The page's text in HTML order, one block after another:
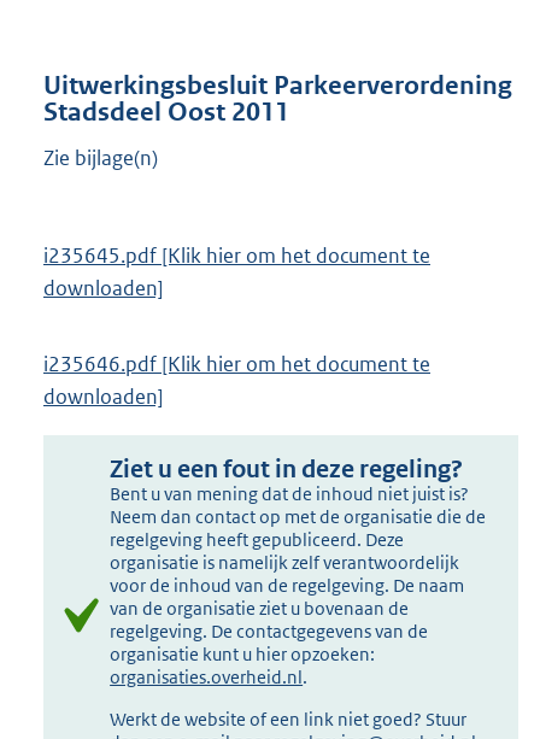
Uitwerkingsbesluit Parkeerverordening
Stadsdeel Oost 2011
Zie bijlage(n)
i235645.pdf [Klik hier om het document te
downloaden]
i235646.pdf [Klik hier om het document te
downloaden]
Ziet u een fout in deze regeling?
Bent u van mening dat de inhoud niet juist is?
Neem dan contact op met de organisatie die de
regelgeving heeft gepubliceerd. Deze
organisatie is namelijk zelf verantwoordelijk
voor de inhoud van de regelgeving. De naam
van de organisatie ziet u bovenaan de
regelgeving. De contactgegevens van de
organisatie kunt u hier opzoeken:
organisaties.overheid.nl.
Werkt de website of een link niet goed? Stuur